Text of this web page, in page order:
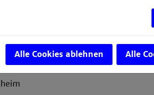
Alle Cookies ablehnen Alle